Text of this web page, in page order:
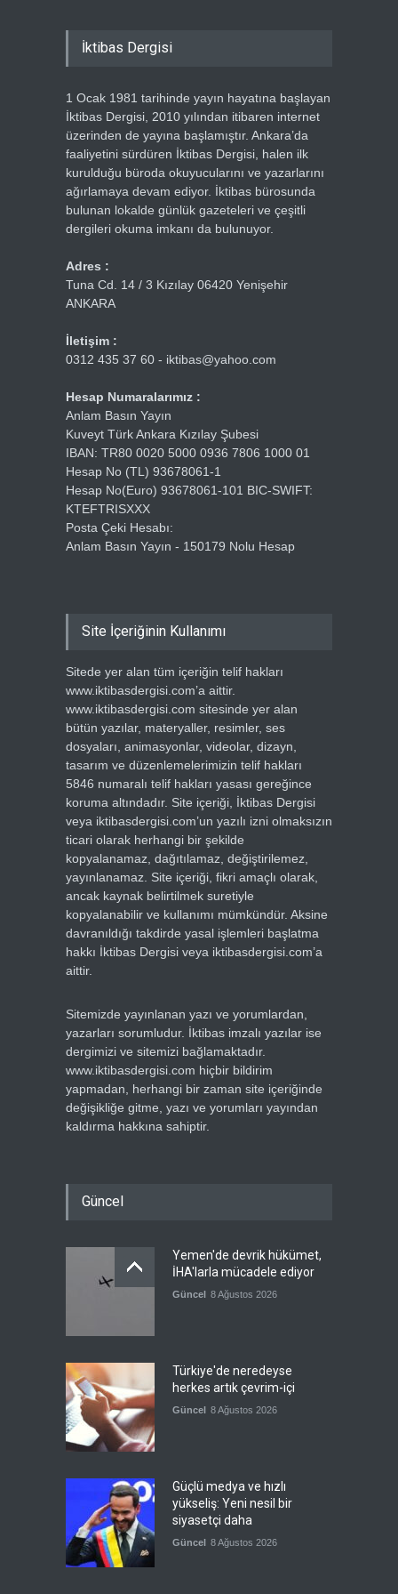
İktibas Dergisi
1 Ocak 1981 tarihinde yayın hayatına başlayan
İktibas Dergisi, 2010 yılından itibaren internet
üzerinden de yayına başlamıştır. Ankara’da
faaliyetini sürdüren İktibas Dergisi, halen ilk
kurulduğu büroda okuyucularını ve yazarlarını
ağırlamaya devam ediyor. İktibas bürosunda
bulunan lokalde günlük gazeteleri ve çeşitli
dergileri okuma imkanı da bulunuyor.
Adres :
Tuna Cd. 14 / 3 Kızılay 06420 Yenişehir
ANKARA
İletişim :
0312 435 37 60 - iktibas@yahoo.com
Hesap Numaralarımız :
Anlam Basın Yayın
Kuveyt Türk Ankara Kızılay Şubesi
IBAN: TR80 0020 5000 0936 7806 1000 01
Hesap No (TL) 93678061-1
Hesap No(Euro) 93678061-101 BIC-SWIFT:
KTEFTRISXXX
Posta Çeki Hesabı:
Anlam Basın Yayın - 150179 Nolu Hesap
Site İçeriğinin Kullanımı
Sitede yer alan tüm içeriğin telif hakları
www.iktibasdergisi.com’a aittir.
www.iktibasdergisi.com sitesinde yer alan
bütün yazılar, materyaller, resimler, ses
dosyaları, animasyonlar, videolar, dizayn,
tasarım ve düzenlemelerimizin telif hakları
5846 numaralı telif hakları yasası gereğince
koruma altındadır. Site içeriği, İktibas Dergisi
veya iktibasdergisi.com’un yazılı izni olmaksızın
ticari olarak herhangi bir şekilde
kopyalanamaz, dağıtılamaz, değiştirilemez,
yayınlanamaz. Site içeriği, fikri amaçlı olarak,
ancak kaynak belirtilmek suretiyle
kopyalanabilir ve kullanımı mümkündür. Aksine
davranıldığı takdirde yasal işlemleri başlatma
hakkı İktibas Dergisi veya iktibasdergisi.com’a
aittir.
Sitemizde yayınlanan yazı ve yorumlardan,
yazarları sorumludur. İktibas imzalı yazılar ise
dergimizi ve sitemizi bağlamaktadır.
www.iktibasdergisi.com hiçbir bildirim
yapmadan, herhangi bir zaman site içeriğinde
değişikliğe gitme, yazı ve yorumları yayından
kaldırma hakkına sahiptir.
Güncel
Yemen'de devrik hükümet,
İHA'larla mücadele ediyor
Güncel 8 Ağustos 2026
Türkiye'de neredeyse
herkes artık çevrim-içi
Güncel 8 Ağustos 2026
Güçlü medya ve hızlı
yükseliş: Yeni nesil bir
siyasetçi daha
Güncel 8 Ağustos 2026